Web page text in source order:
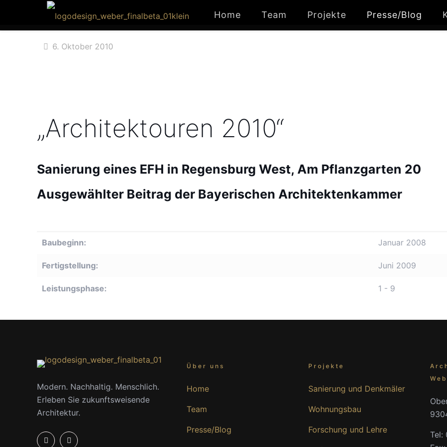
Home Team Projekte Presse/Blog
6. Oktober 2010
„Architektouren 2010“
Sanierung eines EFH in Regensburg West, Am Pflanzgarten 20
Ausgewählter Beitrag der Bayerischen Architektenkammer
Baubeginn: Januar 2008
Fertigstellung: Juni 2009
Leistungsphase: 1 - 9
Modern. Nachhaltig. Menschlich.
Erleben Sie zukunftsweisende
Architektur.
Über uns
Home
Team
Presse/Blog
Projekte
Sanierung und Denkmäler
Wohnungsbau
Forschung und Lehre
Tel: